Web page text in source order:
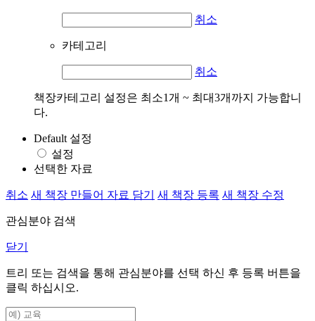
취소
카테고리
취소
책장카테고리 설정은 최소1개 ~ 최대3개까지 가능합니
다.
Default 설정
설정
선택한 자료
취소 새 책장 만들어 자료 담기 새 책장 등록 새 책장 수정
관심분야 검색
닫기
트리 또는 검색을 통해 관심분야를 선택 하신 후 등록 버튼을
클릭 하십시오.